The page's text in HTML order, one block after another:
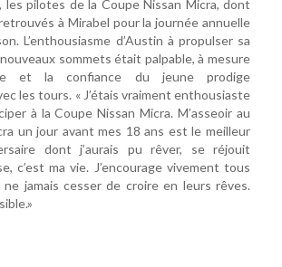
les pilotes de la Coupe Nissan Micra, dont
à Mirabel pour la journée annuelle
L’enthousiasme d’Austin à propulser sa
sommets était palpable, à mesure
et la confiance du jeune prodige
les tours. « J’étais vraiment enthousiaste
à la Coupe Nissan Micra. M’asseoir au
un jour avant mes 18 ans est le meilleur
dont j’aurais pu rêver, se réjouit
c’est ma vie. J’encourage vivement tous
ne jamais cesser de croire en leurs rêves.